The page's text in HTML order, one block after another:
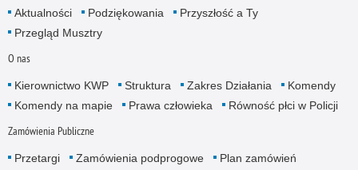
Aktualności Podziękowania
Przyszłość a Ty
Przegląd Musztry
O nas
Kierownictwo KWP Struktura Zakres Działania
Komendy
Komendy na mapie
Prawa człowieka Równość płci w Policji
Zamówienia Publiczne
Przetargi Zamówienia podprogowe
Plan zamówień